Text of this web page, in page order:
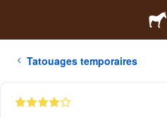
Tatouages temporaires